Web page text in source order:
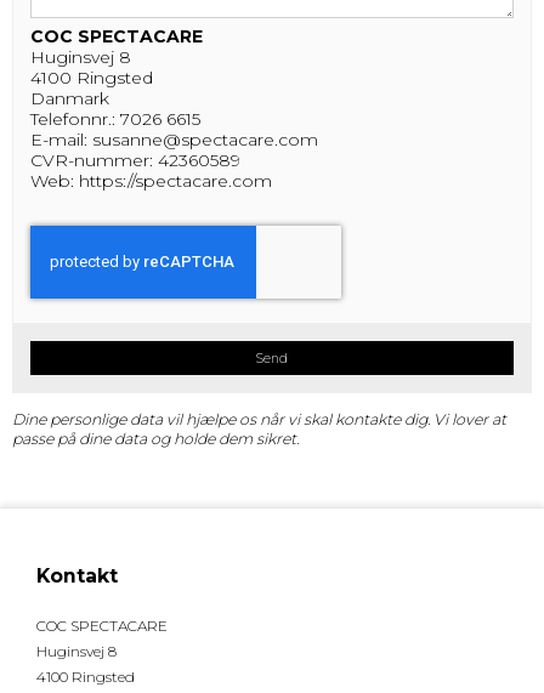
COC SPECTACARE
Huginsvej 8
4100 Ringsted
Danmark
Telefonnr.: 7026 6615
E-mail: susanne@spectacare.com
CVR-nummer: 42360589
Web: https://spectacare.com
Send
Dine personlige data vil hjælpe os når vi skal kontakte dig. Vi lover at
passe på dine data og holde dem sikret.
Kontakt
COC SPECTACARE
Huginsvej 8
4100 Ringsted